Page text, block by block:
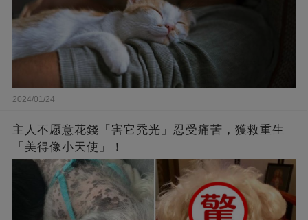
2024/01/24
主人不愿意花錢「害它禿光」忍受痛苦，獲救重生
「美得像小天使」！